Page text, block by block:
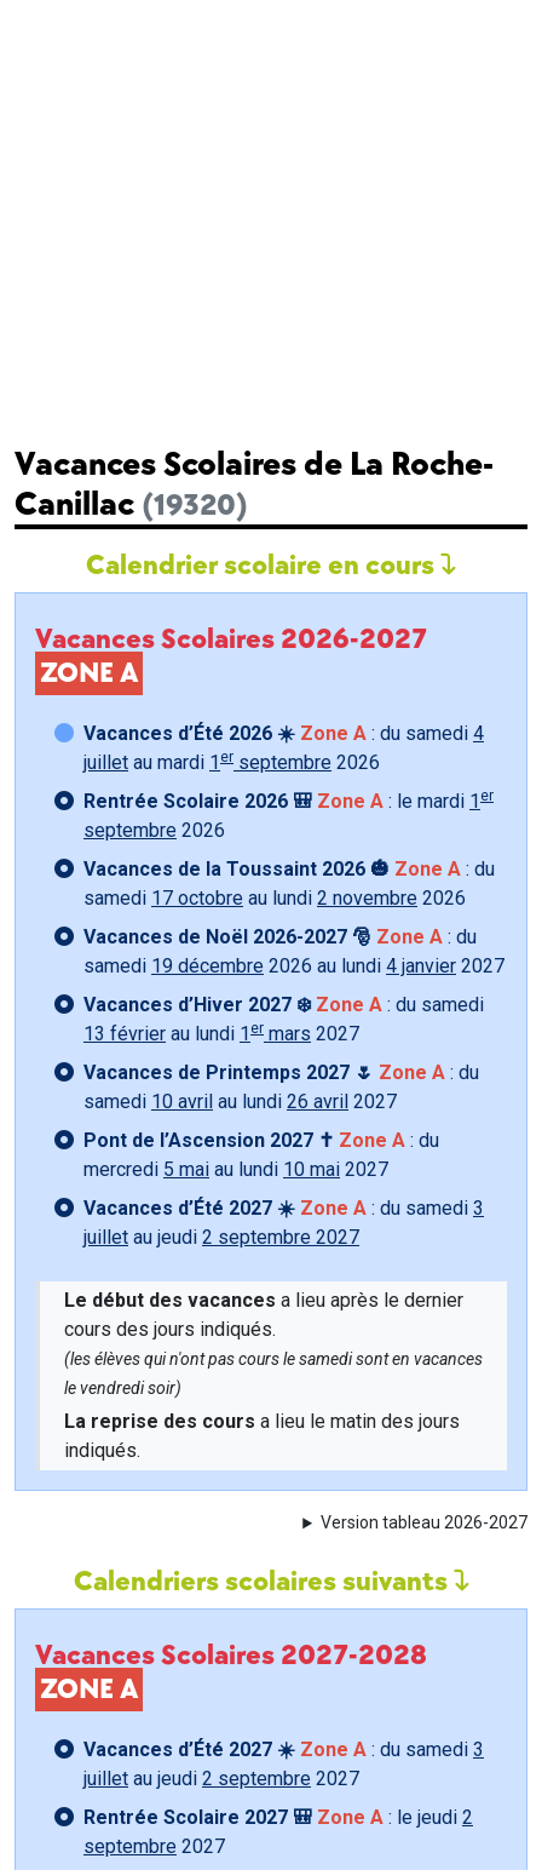
Vacances Scolaires de La Roche-
Canillac (19320)
Calendrier scolaire en cours
Vacances Scolaires 2026-2027
ZONE A
Vacances d’Été 2026 ☀️ Zone A : du samedi 4
juillet au mardi 1 er septembre 2026
Rentrée Scolaire 2026 🎒 Zone A : le mardi 1 er
septembre 2026
Vacances de la Toussaint 2026 🎃 Zone A : du
samedi 17 octobre au lundi 2 novembre 2026
Vacances de Noël 2026-2027 🎅 Zone A : du
samedi 19 décembre 2026 au lundi 4 janvier 2027
Vacances d’Hiver 2027 ❄️ Zone A : du samedi
13 février au lundi 1 er mars 2027
Vacances de Printemps 2027 🌷 Zone A : du
samedi 10 avril au lundi 26 avril 2027
Pont de l’Ascension 2027 ✝️ Zone A : du
mercredi 5 mai au lundi 10 mai 2027
Vacances d’Été 2027 ☀️ Zone A : du samedi 3
juillet au jeudi 2 septembre 2027
Le début des vacances a lieu après le dernier
cours des jours indiqués.
(les élèves qui n'ont pas cours le samedi sont en vacances
le vendredi soir)
La reprise des cours a lieu le matin des jours
indiqués.
Version tableau 2026-2027
Calendriers scolaires suivants
Vacances Scolaires 2027-2028
ZONE A
Vacances d’Été 2027 ☀️ Zone A : du samedi 3
juillet au jeudi 2 septembre 2027
Rentrée Scolaire 2027 🎒 Zone A : le jeudi 2
septembre 2027